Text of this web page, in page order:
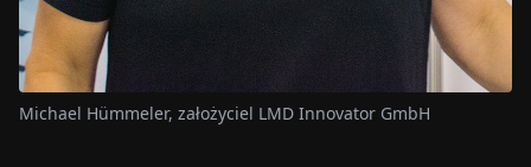
Michael Hümmeler, założyciel LMD Innovator GmbH